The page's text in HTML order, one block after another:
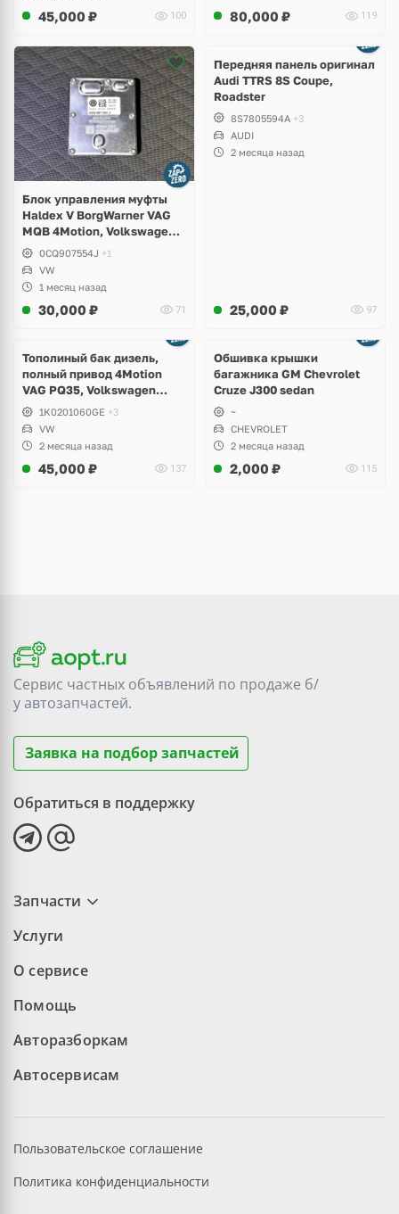
45,000 ₽ 100 80,000 ₽ 119
Блок управления муфты
Haldex V BorgWarner VAG
MQB 4Motion, Volkswagen
Tiguan
0CQ907554J +1
VW
1 месяц назад
30,000 ₽ 71
2 фото
Передняя панель оригинал
Audi TTRS 8S Coupe,
Roadster
8S7805594A +3
AUDI
2 месяца назад
25,000 ₽ 97
Тополиный бак дизель,
полный привод 4Motion
VAG PQ35, Volkswagen
Scirocco, Golf V, VI, Skoda
Yeti, Octavia A5, Superb,
Audi A3, Seat Altea
1K0201060GE +3
VW
2 месяца назад
45,000 ₽ 137
Обшивка крышки
багажника GM Chevrolet
Cruze J300 sedan
~
CHEVROLET
2 месяца назад
2,000 ₽ 115
Сервис частных объявлений по продаже б/
уавтозапчастей.
Заявка на подбор запчастей
Обратиться в поддержку
Запчасти
Услуги
О сервисе
Помощь
Авторазборкам
Автосервисам
Пользовательское соглашение
Политика конфиденциальности